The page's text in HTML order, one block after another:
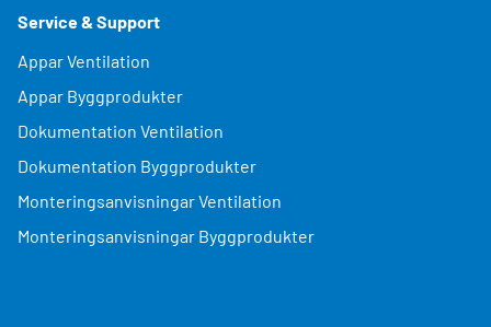
Service & Support
Appar Ventilation
Appar Byggprodukter
Dokumentation Ventilation
Dokumentation Byggprodukter
Monteringsanvisningar Ventilation
Monteringsanvisningar Byggprodukter